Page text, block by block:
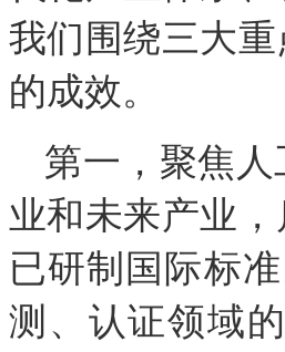
我们围绕三大
的成效。
第一，聚焦
业和未来产业
已研制国际标
测、认证领域